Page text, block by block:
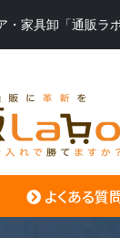
・家具卸「通販ラ
よくある質